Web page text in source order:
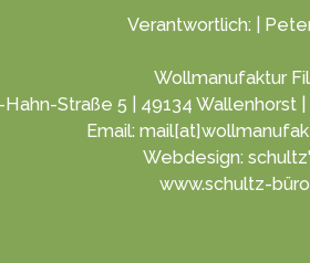
Verantwortlich: |
Wollmanufaktur
Straße 5 | 49134 Wallenhorst
Email:
Webdesign:
www.schultz-